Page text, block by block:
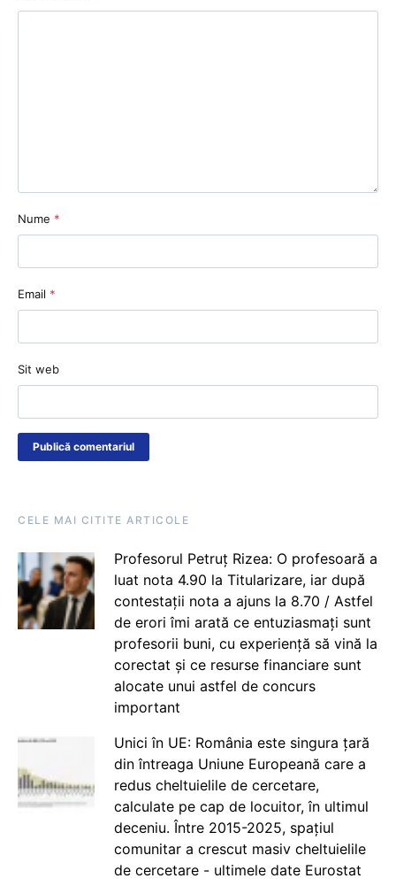
Nume *
Email *
Sit web
CELE MAI CITITE ARTICOLE
Profesorul Petruț Rizea: O profesoară a
luat nota 4.90 la Titularizare, iar după
contestații nota a ajuns la 8.70 / Astfel
de erori îmi arată ce entuziasmați sunt
profesorii buni, cu experiență să vină la
corectat și ce resurse financiare sunt
alocate unui astfel de concurs
important
Unici în UE: România este singura țară
din întreaga Uniune Europeană care a
redus cheltuielile de cercetare,
calculate pe cap de locuitor, în ultimul
deceniu. Între 2015-2025, spațiul
comunitar a crescut masiv cheltuielile
de cercetare - ultimele date Eurostat